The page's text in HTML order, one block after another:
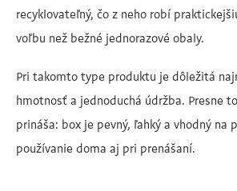
recyklovateľný, čo z neho robí
voľbu než bežné jednorazové obaly.
Pri takomto type produktu je dôležitá
hmotnosť a jednoduchá údržba. Presne
prináša: box je pevný, ľahký a vhodný na
používanie doma aj pri prenášaní.